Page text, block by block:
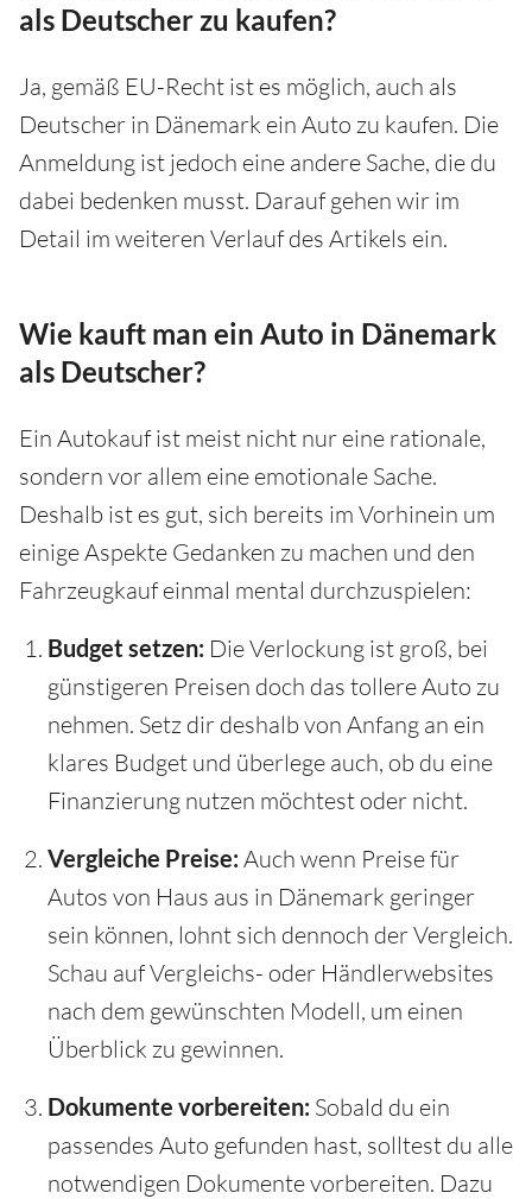
als Deutscher zu kaufen?
Ja, gemäß EU-Recht ist es möglich, auch als
Deutscher in Dänemark ein Auto zu kaufen. Die
Anmeldung ist jedoch eine andere Sache, die du
dabei bedenken musst. Darauf gehen wir im
Detail im weiteren Verlauf des Artikels ein.
Wie kauft man ein Auto in Dänemark
als Deutscher?
Ein Autokauf ist meist nicht nur eine rationale,
sondern vor allem eine emotionale Sache.
Deshalb ist es gut, sich bereits im Vorhinein um
einige Aspekte Gedanken zu machen und den
Fahrzeugkauf einmal mental durchzuspielen:
Budget setzen: Die Verlockung ist groß, bei
günstigeren Preisen doch das tollere Auto zu
nehmen. Setz dir deshalb von Anfang an ein
klares Budget und überlege auch, ob du eine
Finanzierung nutzen möchtest oder nicht.
Vergleiche Preise: Auch wenn Preise für
Autos von Haus aus in Dänemark geringer
sein können, lohnt sich dennoch der Vergleich.
Schau auf Vergleichs- oder Händlerwebsites
nach dem gewünschten Modell, um einen
Überblick zu gewinnen.
Dokumente vorbereiten: Sobald du ein
passendes Auto gefunden hast, solltest du alle
notwendigen Dokumente vorbereiten. Dazu